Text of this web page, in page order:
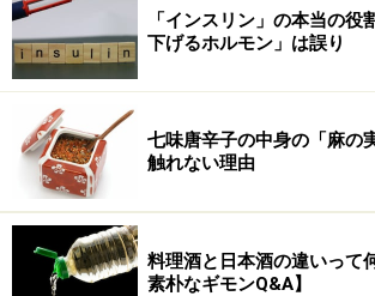
く聞きますが、多忙が理由で食事が面
合、過労により心身が疲弊していて、実
症している可能性もあります。うつ状態
ってしまうことは珍しくありません。
他にも、本人は面倒で食べていないだ
際には体を壊しているケースもありま
るのがめんどくさいと食が細かった人
わかった例もありますから、もし他に
「インスリン」の本当の役
下げるホルモン」は誤り
七味唐辛子の中身の「麻の
触れない理由
料理酒と日本酒の違いって
素朴なギモンQ&A】